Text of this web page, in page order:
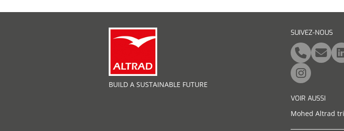
BUILD A SUSTAINABLE FUTURE
SUIVEZ-NOUS
VOIR AUSSI
Mohed Altrad